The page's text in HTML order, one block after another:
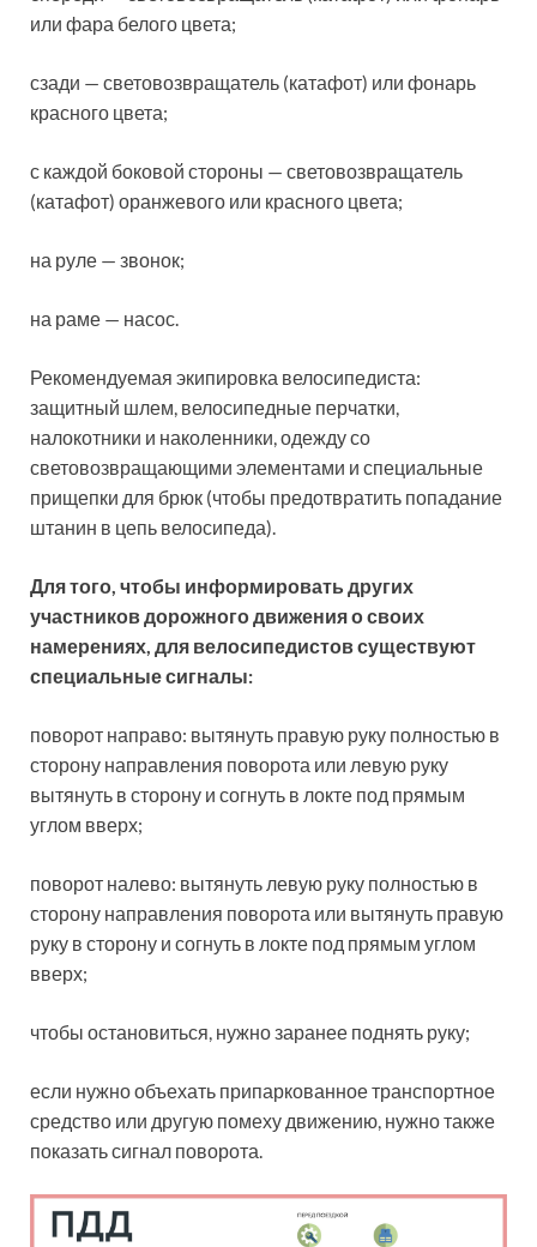
или фара белого цвета;
сзади — световозвращатель (катафот) или фонарь
красного цвета;
с каждой боковой стороны — световозвращатель
(катафот) оранжевого или красного цвета;
на руле — звонок;
на раме — насос.
Рекомендуемая экипировка велосипедиста:
защитный шлем, велосипедные перчатки,
налокотники и наколенники, одежду со
световозвращающими элементами и специальные
прищепки для брюк (чтобы предотвратить попадание
штанин в цепь велосипеда).
Для того, чтобы информировать других
участников дорожного движения о своих
намерениях, для велосипедистов существуют
специальные сигналы:
поворот направо: вытянуть правую руку полностью в
сторону направления поворота или левую руку
вытянуть в сторону и согнуть в локте под прямым
углом вверх;
поворот налево: вытянуть левую руку полностью в
сторону направления поворота или вытянуть правую
руку в сторону и согнуть в локте под прямым углом
вверх;
чтобы остановиться, нужно заранее поднять руку;
если нужно объехать припаркованное транспортное
средство или другую помеху движению, нужно также
показать сигнал поворота.